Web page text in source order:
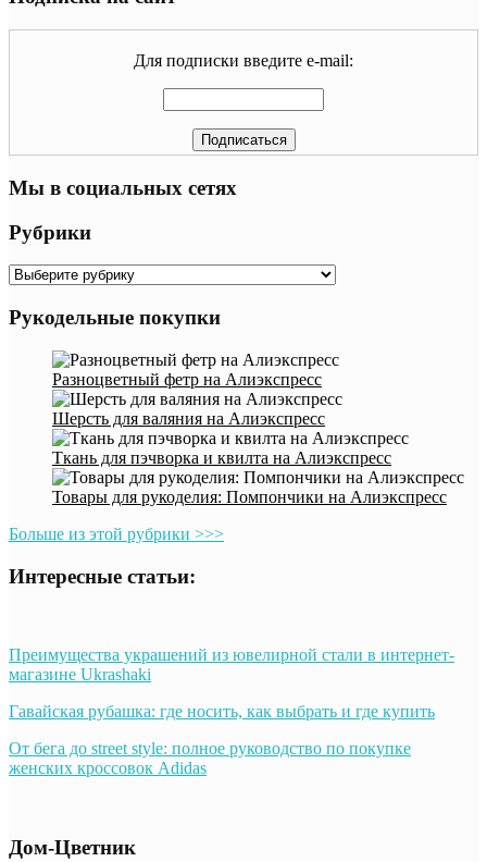
Для подписки введите e-mail:
Мы в социальных сетях
Рубрики
Рубрики
Рукодельные покупки
Разноцветный фетр на Алиэкспресс
Шерсть для валяния на Алиэкспресс
Ткань для пэчворка и квилта на Алиэкспресс
Товары для рукоделия: Помпончики на Алиэкспресс
Больше из этой рубрики >>>
Интересные статьи:
Преимущества украшений из ювелирной стали в интернет-
магазине Ukrashaki
Гавайская рубашка: где носить, как выбрать и где купить
От бега до street style: полное руководство по покупке
женских кроссовок Adidas
Дом-Цветник